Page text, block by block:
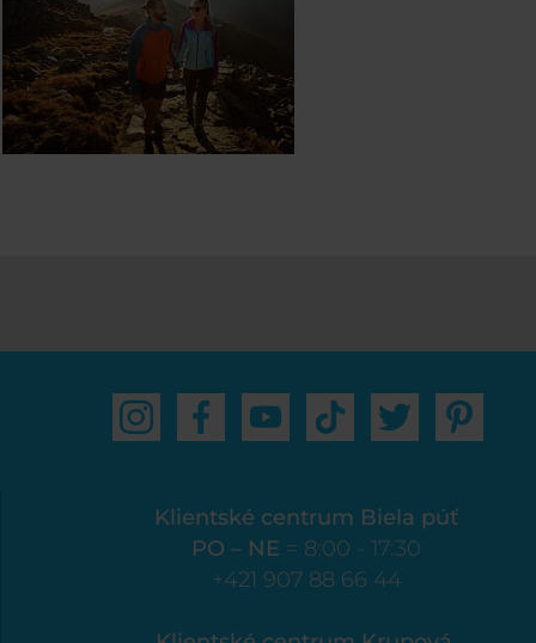
Klientské centrum Biela púť
PO – NE = 8:00 - 17:30
+421 907 88 66 44